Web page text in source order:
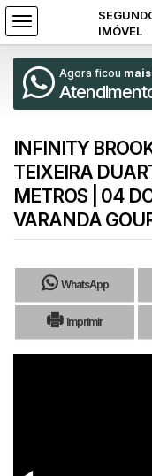
Agora ficou
INFINITY
TEIXEIRA
METROS | 04
VARANDA
WhatsApp
Imprimir